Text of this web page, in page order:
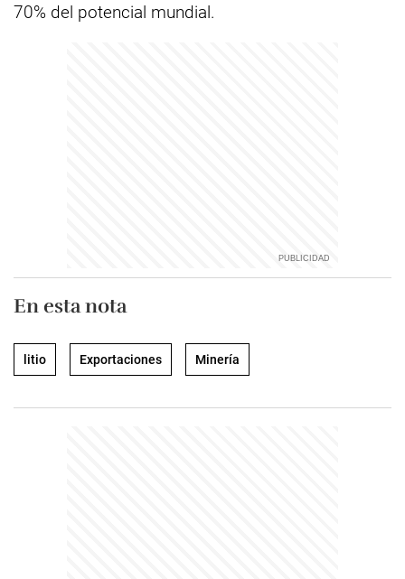
70% del potencial mundial.
En esta nota
litio Exportaciones Minería